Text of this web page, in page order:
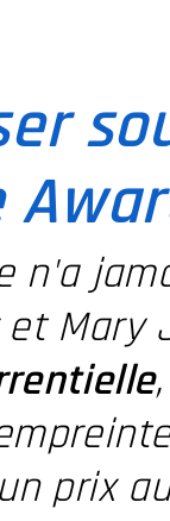
n'a
Mary
prix